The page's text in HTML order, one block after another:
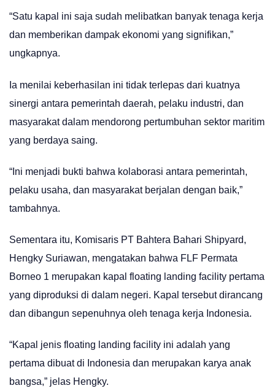
“Satu kapal ini saja sudah melibatkan banyak tenaga kerja
dan memberikan dampak ekonomi yang signifikan,”
ungkapnya.
Ia menilai keberhasilan ini tidak terlepas dari kuatnya
sinergi antara pemerintah daerah, pelaku industri, dan
masyarakat dalam mendorong pertumbuhan sektor maritim
yang berdaya saing.
“Ini menjadi bukti bahwa kolaborasi antara pemerintah,
pelaku usaha, dan masyarakat berjalan dengan baik,”
tambahnya.
Sementara itu, Komisaris PT Bahtera Bahari Shipyard,
Hengky Suriawan, mengatakan bahwa FLF Permata
Borneo 1 merupakan kapal floating landing facility pertama
yang diproduksi di dalam negeri. Kapal tersebut dirancang
dan dibangun sepenuhnya oleh tenaga kerja Indonesia.
“Kapal jenis floating landing facility ini adalah yang
pertama dibuat di Indonesia dan merupakan karya anak
bangsa,” jelas Hengky.